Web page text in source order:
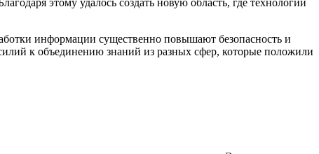
этому удалось создать новую область, где технологии
информации существенно повышают безопасность и
к объединению знаний из разных сфер, которые положили